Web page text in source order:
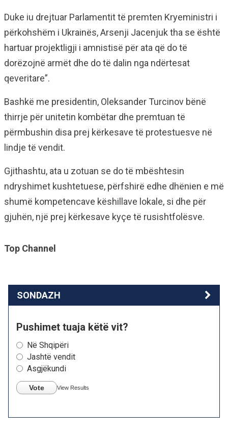
Duke iu drejtuar Parlamentit të premten Kryeministri i
përkohshëm i Ukrainës, Arsenji Jacenjuk tha se është
hartuar projektligji i amnistisë për ata që do të
dorëzojnë armët dhe do të dalin nga ndërtesat
qeveritare”.
Bashkë me presidentin, Oleksander Turcinov bënë
thirrje për unitetin kombëtar dhe premtuan të
përmbushin disa prej kërkesave të protestuesve në
lindje të vendit.
Gjithashtu, ata u zotuan se do të mbështesin
ndryshimet kushtetuese, përfshirë edhe dhënien e më
shumë kompetencave këshillave lokale, si dhe për
gjuhën, një prej kërkesave kyçe të rusishtfolësve.
Top Channel
SONDAZH
Pushimet tuaja këtë vit?
Në Shqipëri
Jashtë vendit
Asgjëkundi
Vote View Results